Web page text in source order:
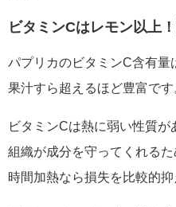
ビタミンCはレモン以上
パプリカのビタミンC含有量
果汁すら超えるほど豊富です
ビタミンCは熱に弱い性質
組織が成分を守ってくれる
時間加熱なら損失を比較的抑